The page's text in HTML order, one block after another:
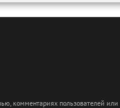
комментариях пользователей